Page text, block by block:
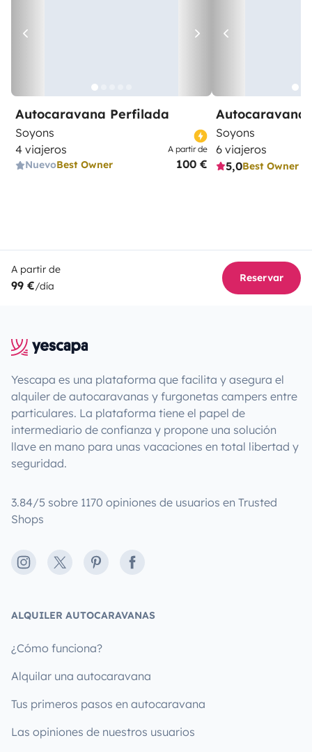
Autocaravana Perfilada
Soyons
4 viajeros
NuevoBest Owner
A partir de
100 €
Autocaravana
Soyons
6 viajeros
5,0Best Owner
A partir de
99 €/día
Reservar
Yescapa es una plataforma que facilita y asegura el
alquiler de autocaravanas y furgonetas campers entre
particulares. La plataforma tiene el papel de
intermediario de confianza y propone una solución
llave en mano para unas vacaciones en total libertad y
seguridad.
3.84/5 sobre 1170 opiniones de usuarios en Trusted
Shops
Instagram
X PinterestFacebook
ALQUILER AUTOCARAVANAS
¿Cómo funciona?
Alquilar una autocaravana
Tus primeros pasos en autocaravana
Las opiniones de nuestros usuarios